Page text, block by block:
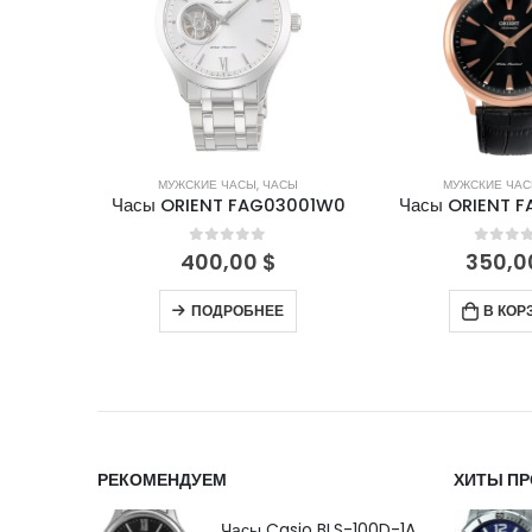
МУЖСКИЕ ЧАСЫ, ЧАСЫ
Часы ORIENT FAG03001W0
0out of 5
400,00 $
ПОДРОБНЕЕ
МУЖСКИЕ
Часы ORIENT
0out
В
РЕКОМЕНДУЕМ ХИТЫ